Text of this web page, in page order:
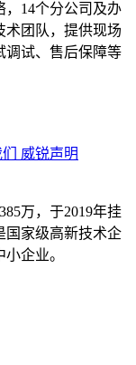
，14个分公司及办
术团队，提供现场
调试、售后保障等
威锐声明
万，于2019年挂
国家级高新技术企
企业。